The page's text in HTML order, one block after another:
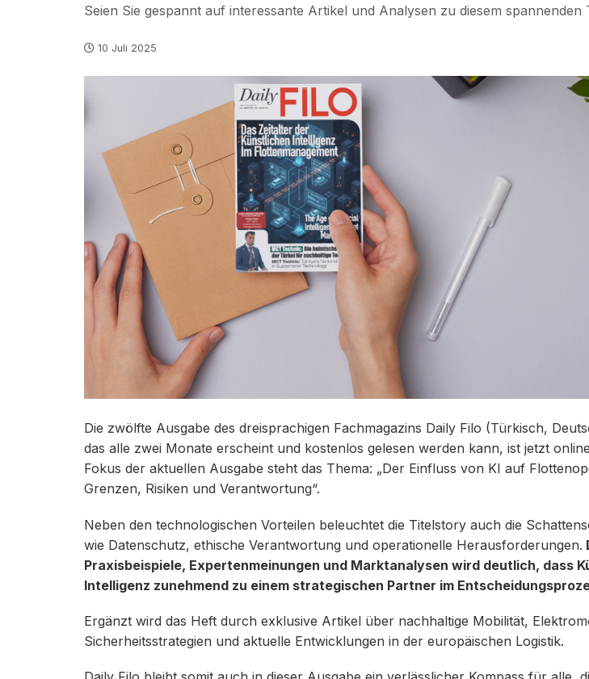
Seien Sie gespannt auf interessante Artikel und Analysen zu diesem spannenden
10 Juli 2025
Die zwölfte Ausgabe des dreisprachigen Fachmagazins Daily Filo (Türkisch,
das alle zwei Monate erscheint und kostenlos gelesen werden kann, ist jetzt
Fokus der aktuellen Ausgabe steht das Thema: „Der Einfluss von KI auf
Grenzen, Risiken und Verantwortung“.
Neben den technologischen Vorteilen beleuchtet die Titelstory auch die
wie Datenschutz, ethische Verantwortung und operationelle Herausforderungen.
Praxisbeispiele, Expertenmeinungen und Marktanalysen wird deutlich, dass
Intelligenz zunehmend zu einem strategischen Partner im
Ergänzt wird das Heft durch exklusive Artikel über nachhaltige Mobilität,
Sicherheitsstrategien und aktuelle Entwicklungen in der europäischen Logistik.